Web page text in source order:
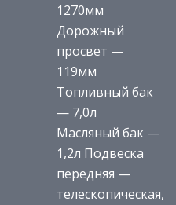
1270мм
Дорожный
просвет —
119мм
Топливный бак
— 7,0л
Масляный бак —
1,2л Подвеска
передняя —
телескопическая,